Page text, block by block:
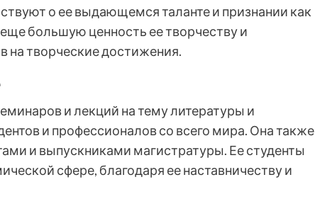
о ее выдающемся таланте и признании как
большую ценность ее творчеству и
на творческие достижения.
и лекций на тему литературы и
и профессионалов со всего мира. Она также
и выпускниками магистратуры. Ее студенты
сфере, благодаря ее наставничеству и